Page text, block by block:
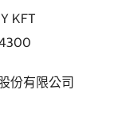
KFT
份有限公司